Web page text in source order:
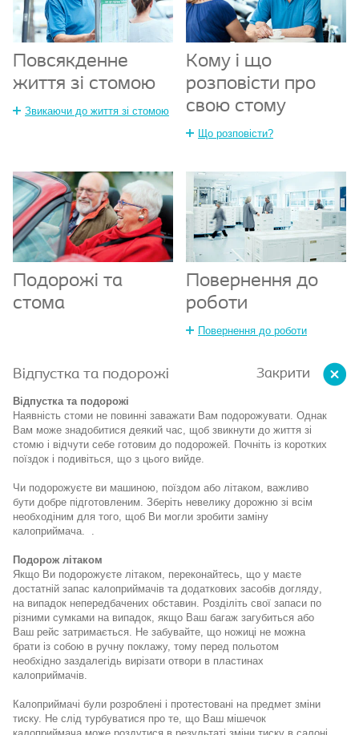
Повсякденне
життя зі стомою
Звикаючи до життя зі стомою
Кому і що
розповісти про
свою стому
Що розповісти?
Подорожі та
стома
Повернення до
роботи
Повернення до роботи
Закрити
Відпустка та подорожі
Відпустка та подорожі
Наявність стоми не повинні заважати Вам подорожувати. Однак
Вам може знадобитися деякий час, щоб звикнути до життя зі
стомю і відчути себе готовим до подорожей. Почніть із коротких
поїздок і подивіться, що з цього вийде.
Чи подорожуєте ви машиною, поїздом або літаком, важливо
бути добре підготовленим. Зберіть невелику дорожню зі всім
необходіним для того, щоб Ви могли зробити заміну
калоприймача. .
Подорож літаком
Якщо Ви подорожуєте літаком, переконайтесь, що у маєте
достатній запас калоприймачів та додаткових засобів догляду,
на випадок непередбачених обставин. Розділіть свої запаси по
різними сумками на випадок, якщо Ваш багаж загубиться або
Ваш рейс затримається. Не забувайте, що ножиці не можна
брати із собою в ручну поклажу, тому перед польотом
необхідно заздалегідь вирізати отвори в пластинах
калоприймачів.
Калоприймачі були розроблені і протестовані на предмет зміни
тиску. Не слід турбуватися про те, що Ваш мішечок